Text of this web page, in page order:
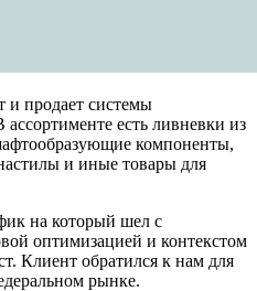
и продает системы
есть ливневки из
компоненты,
и иные товары для
на который шел с
оптимизацией и контекстом
Клиент обратился к нам для
рынке.